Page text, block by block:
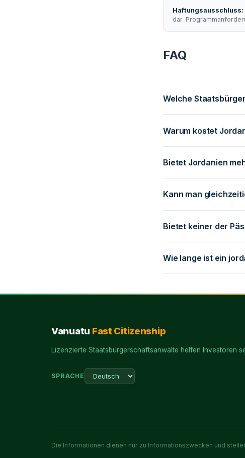
Haftungsausschluss:
dar.
FAQ
Welche
Warum kostet
Bietet Jordanien
Kann man
Bietet keiner der
Wie lange ist ein
Vanuatu Fast Citizenship
Lizenzierte Staatsbürgerschaftsanwälte helfen Investoren
SPRACHE
Die Informationen dienen nur zu Informationszwecken und